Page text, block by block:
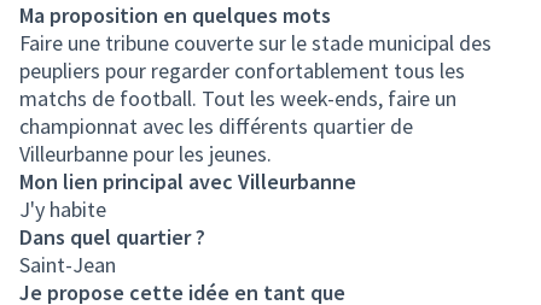
Ma proposition en quelques mots
Faire une tribune couverte sur le stade municipal des
peupliers pour regarder confortablement tous les
matchs de football. Tout les week-ends, faire un
championnat avec les différents quartier de
Villeurbanne pour les jeunes.
Mon lien principal avec Villeurbanne
J'y habite
Dans quel quartier ?
Saint-Jean
Je propose cette idée en tant que